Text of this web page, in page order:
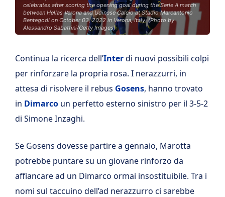
celebrates after scoring the opening goal during the Serie A match
between Hellas Verona and Udinese Calcio at Stadio Marcantonio
Bentegodi on October 03, 2022 in Verona, Italy. (Photo by
Alessandro Sabattini/Getty Images)
Continua la ricerca dell’Interdi nuovi possibili colpi
per rinforzare la propria rosa. I nerazzurri, in
attesa di risolvere il rebus Gosens, hanno trovato
in Dimarco un perfetto esterno sinistro per il 3-5-2
di Simone Inzaghi.
Se Gosens dovesse partire a gennaio, Marotta
potrebbe puntare su un giovane rinforzo da
affiancare ad un Dimarco ormai insostituibile. Tra i
nomi sul taccuino dell’ad nerazzurro ci sarebbe